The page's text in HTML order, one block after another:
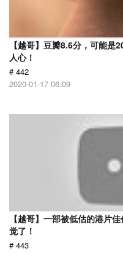
【越哥】豆瓣8.6分，可能是
人心！
# 442
2020-01-17 06:09
【越哥】一部被低估的港片
觉了！
# 443